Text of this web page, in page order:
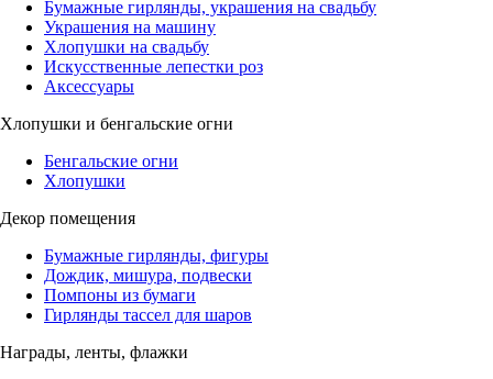
Бумажные гирлянды, украшения на свадьбу
Украшения на машину
Хлопушки на свадьбу
Искусственные лепестки роз
Аксессуары
Хлопушки и бенгальские огни
Бенгальские огни
Хлопушки
Декор помещения
Бумажные гирлянды, фигуры
Дождик, мишура, подвески
Помпоны из бумаги
Гирлянды тассел для шаров
Награды, ленты, флажки